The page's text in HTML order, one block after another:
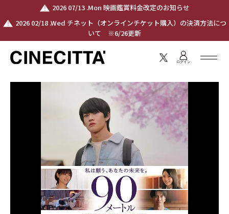
2026 07/13 .Mon 映画鑑賞料金改定のお知らせ
2026 02/18 .Wed チネット（オンラインチケット購入）の決済方法につ
いて ※6/26更新
ログイン